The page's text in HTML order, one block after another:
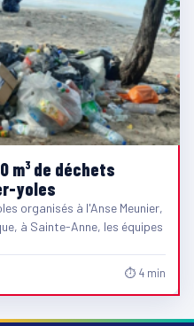
m³ de déchets
yoles
organisés à l'Anse Meunier,
à Sainte-Anne, les équipes
⏱ 4 min